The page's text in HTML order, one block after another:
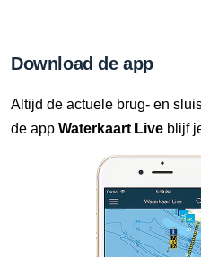
Download de app
Altijd de actuele brug- en
de app Waterkaart Live blijf